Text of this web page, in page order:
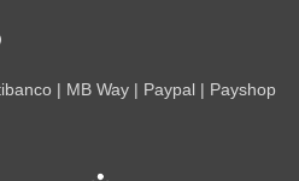
| MB Way | Paypal | Payshop